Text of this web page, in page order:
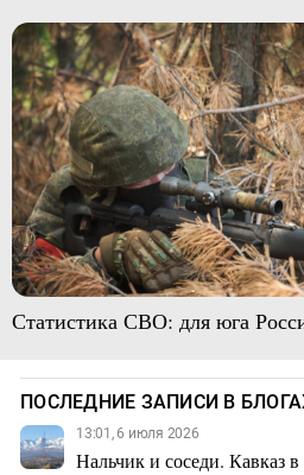
Статистика СВО: для юга
ПОСЛЕДНИЕ ЗАПИСИ В
13:01, 6 июля 2026
Нальчик и соседи. Кавказ